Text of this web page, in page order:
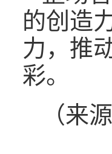
的创造
力，推
彩。
（来源